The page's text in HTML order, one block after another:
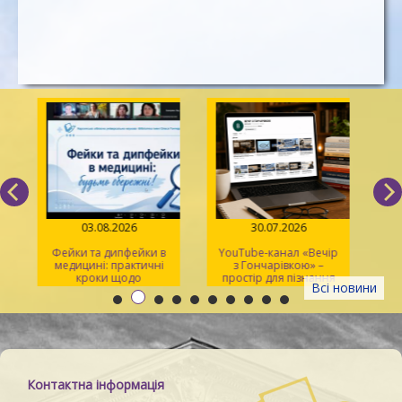
Всі новини
03.08.2026
Фейки та дипфейки в
медицині: практичні
кроки щодо
розпізнавання
30.07.2026
YouTube-канал «Вечір
з Гончарівкою» –
простір для пізнання
та натхнення
Контактна інформація